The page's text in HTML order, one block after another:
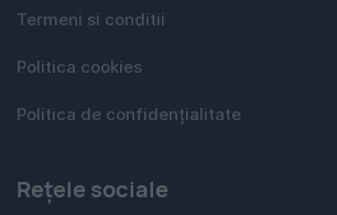
Termeni si conditii
Politica cookies
Politica de confidențialitate
Rețele sociale